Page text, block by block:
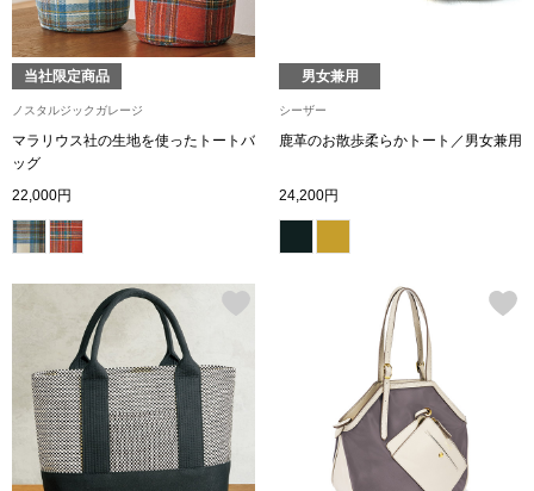
サンダル
その他
財布／小物
当社限定商品
ノスタルジックガレージ
マラリウス社の生地を使ったトートバ
ッグ
22,000円
男女兼用
シーザー
鹿革のお散歩柔らかトート／男女兼用
24,200円